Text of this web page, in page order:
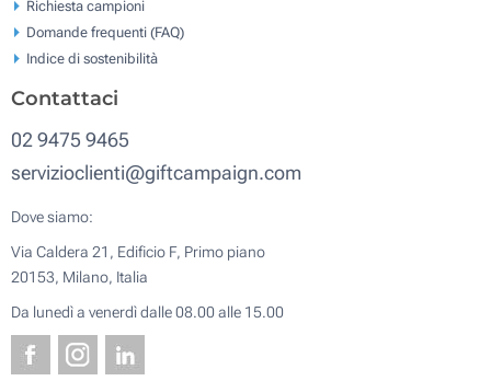
Richiesta campioni
Domande frequenti (FAQ)
Indice di sostenibilità
Contattaci
02 9475 9465
servizioclienti@giftcampaign.com
Dove siamo:
Via Caldera 21, Edificio F, Primo piano
20153, Milano, Italia
Da lunedì a venerdì dalle 08.00 alle 15.00